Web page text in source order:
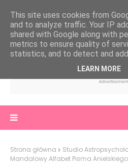
Strona główna Studio
Mandalowy Alfabet Pisma Anielskiego
This site uses cookies from
and to analyze traffic. Your IP
shared with Google along with
metrics to ensure quality of
statistics, and to detect and
LEARN MORE